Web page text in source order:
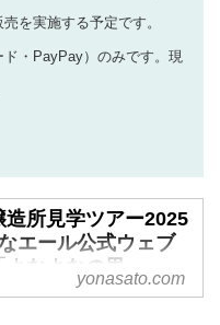
を実施する予定です。
・PayPay）のみです。現
造所見学ツアー2025
エール公式ウェブ
よなよなの里」
エール」「水曜日のネ
yonasato.com